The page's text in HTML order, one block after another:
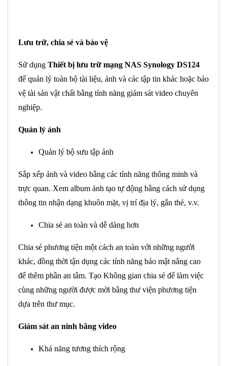
Lưu trữ, chia sẻ và bảo vệ
Sử dụng Thiết bị lưu trữ mạng NAS Synology DS124
để quản lý toàn bộ tài liệu, ảnh và các tập tin khác hoặc bảo
vệ tài sản vật chất bằng tính năng giám sát video chuyên
nghiệp.
Quản lý ảnh
Quản lý bộ sưu tập ảnh
Sắp xếp ảnh và video bằng các tính năng thông minh và
trực quan. Xem album ảnh tạo tự động bằng cách sử dụng
thông tin nhận dạng khuôn mặt, vị trí địa lý, gắn thẻ, v.v.
Chia sẻ an toàn và dễ dàng hơn
Chia sẻ phương tiện một cách an toàn với những người
khác, đồng thời tận dụng các tính năng bảo mật nâng cao
để thêm phần an tâm. Tạo Không gian chia sẻ để làm việc
cùng những người được mời bằng thư viện phương tiện
dựa trên thư mục.
Giám sát an ninh bằng video
Khả năng tương thích rộng